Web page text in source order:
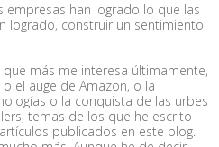
empresas han logrado lo que las
logrado, construir un sentimiento
más me interesa últimamente,
el auge de Amazon, o la
o la conquista de las urbes
temas de los que he escrito
publicados en este blog.